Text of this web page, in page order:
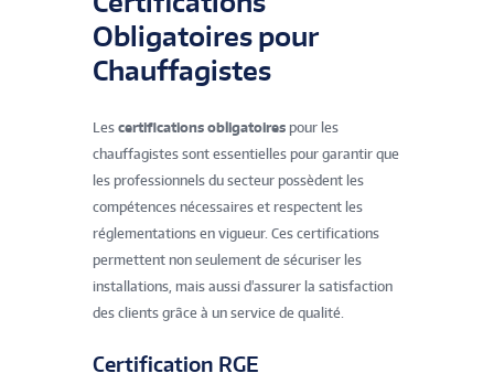
Obligatoires pour
Chauffagistes
Les certifications obligatoires pour les
chauffagistes sont essentielles pour garantir que
les professionnels du secteur possèdent les
compétences nécessaires et respectent les
réglementations en vigueur. Ces certifications
permettent non seulement de sécuriser les
installations, mais aussi d'assurer la satisfaction
des clients grâce à un service de qualité.
Certification RGE